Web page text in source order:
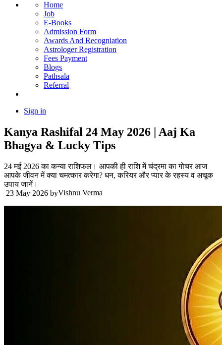
Home
Job
E-Books
Admission Form
Awards And Recogniation
Astrologer Registration
Fees Payment
Blogs
Pathsala
Referral
Sign in
Kanya Rashifal 24 May 2026 | Aaj Ka
Bhagya & Lucky Tips
24 मई 2026 का कन्या राशिफल। आपकी ही राशि में चंद्रमा का गोचर आज
आपके जीवन में क्या चमत्कार करेगा? धन, करियर और प्यार के रहस्य व अचूक
उपाय जानें।
23 May 2026 byVishnu Verma